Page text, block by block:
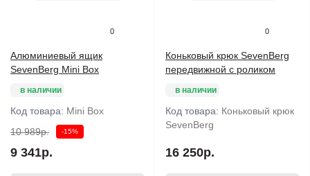
0
Алюминиевый ящик
SevenBerg Mini Box
в наличии
Код товара: Mini Box
10 989р.
-15%
9 341р.
0
Коньковый крюк SevenBerg
передвижной с роликом
в наличии
Код товара: Коньковый крюк
SevenBerg
16 250р.